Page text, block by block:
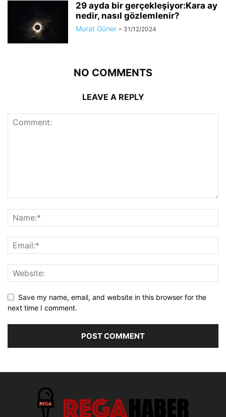
29 ayda bir gerçekleşiyor:Kara ay
nedir, nasıl gözlemlenir?
Murat Güner - 31/12/2024
NO COMMENTS
LEAVE A REPLY
Save my name, email, and website in this browser for the
next time I comment.